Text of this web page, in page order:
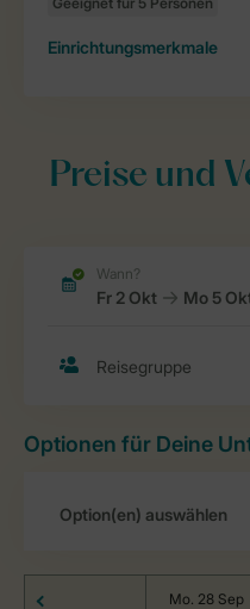
Einrichtungsmerkmale
Preise und
Optionen für Deine
Mo. 28 Sep